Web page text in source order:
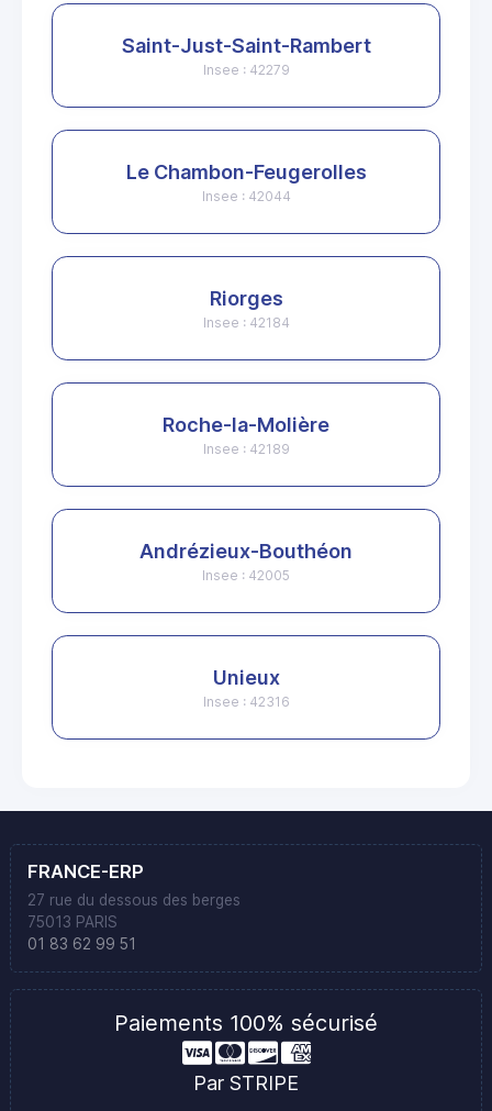
Saint-Just-Saint-Rambert
Insee : 42279
Le Chambon-Feugerolles
Insee : 42044
Riorges
Insee : 42184
Roche-la-Molière
Insee : 42189
Andrézieux-Bouthéon
Insee : 42005
Unieux
Insee : 42316
FRANCE-ERP
27 rue du dessous des berges
75013 PARIS
01 83 62 99 51
Paiements 100% sécurisé
Par STRIPE